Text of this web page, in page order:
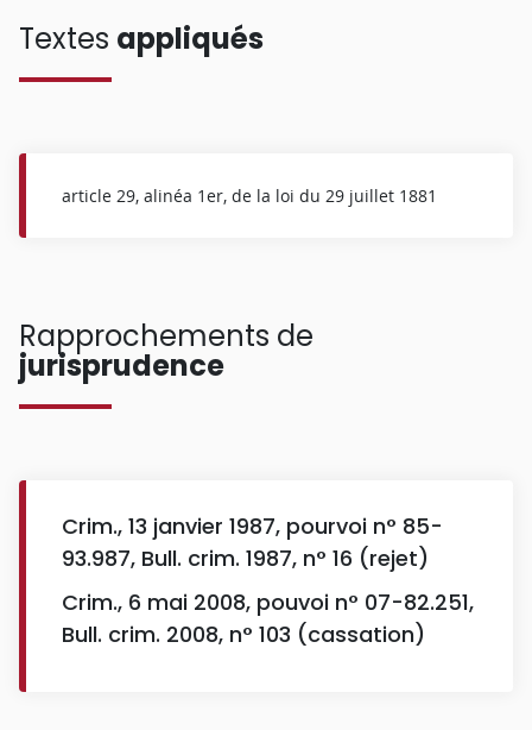
Textes appliqués
article 29, alinéa 1er, de la loi du 29 juillet 1881
Rapprochements de
jurisprudence
Crim., 13 janvier 1987, pourvoi n° 85-
93.987, Bull. crim. 1987, n° 16 (rejet)
Crim., 6 mai 2008, pouvoi n° 07-82.251,
Bull. crim. 2008, n° 103 (cassation)